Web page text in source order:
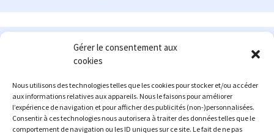
Gérer le consentement aux
cookies
Nous utilisons des technologies telles que les cookies pour stocker et/ou accéder
aux informations relatives aux appareils. Nous le faisons pour améliorer
l’expérience de navigation et pour afficher des publicités (non-)personnalisées.
Consentir à ces technologies nous autorisera à traiter des données telles que le
comportement de navigation ou les ID uniques sur ce site. Le fait de ne pas
Le site en quelques mots
: passionné d'automobile ancienne depuis de
nombreuses années, j'ai commencé à partager ma passion sur
internet à partir de 2009 au travers d'un blog qui a connu un relatif
succès. Fin 2013, je décide de prendre mon autonomie et me lancer
avec mon propre site : l'Automobile Ancienne.
Me contacter : alex(at)lautomobileancienne.com